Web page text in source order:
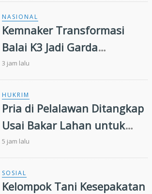
NASIONAL
Kemnaker Transformasi
Balai K3 Jadi Garda
Terdepan Pencegahan
Kecelakaan Kerja
3 jam lalu
HUKRIM
Pria di Pelalawan Ditangkap
Usai Bakar Lahan untuk
Kebun Sawit
5 jam lalu
SOSIAL
Kelompok Tani Kesepakatan